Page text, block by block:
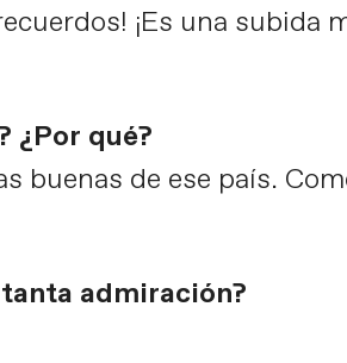
¡Es una subida
¿Por qué?
buenas de ese país.
admiración?